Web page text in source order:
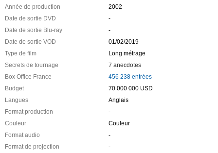
Année de production
2002
Date de sortie DVD
-
Date de sortie Blu-ray
-
Date de sortie VOD
01/02/2019
Type de film
Long métrage
Secrets de tournage
7 anecdotes
Box Office France
456 238 entrées
Budget
70 000 000 USD
Langues
Anglais
Format production
-
Couleur
Couleur
Format audio
-
Format de projection
-